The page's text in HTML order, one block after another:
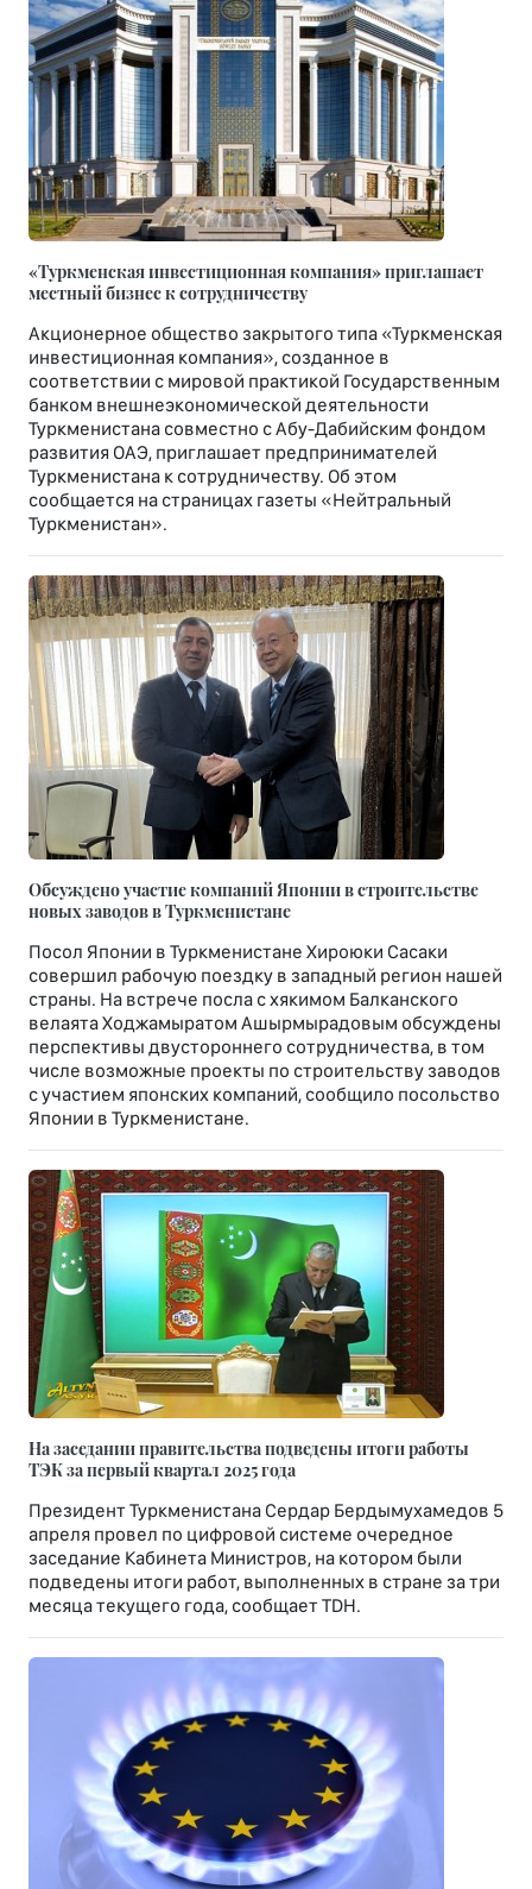
«Туркменская инвестиционная компания» приглашает
местный бизнес к сотрудничеству
Акционерное общество закрытого типа «Туркменская
инвестиционная компания», созданное в
соответствии с мировой практикой Государственным
банком внешнеэкономической деятельности
Туркменистана совместно с Абу-Дабийским фондом
развития ОАЭ, приглашает предпринимателей
Туркменистана к сотрудничеству. Об этом
сообщается на страницах газеты «Нейтральный
Туркменистан».
Обсуждено участие компаний Японии в строительстве
новых заводов в Туркменистане
Посол Японии в Туркменистане Хироюки Сасаки
совершил рабочую поездку в западный регион нашей
страны. На встрече посла с хякимом Балканского
велаята Ходжамыратом Ашырмырадовым обсуждены
перспективы двустороннего сотрудничества, в том
числе возможные проекты по строительству заводов
с участием японских компаний, сообщило посольство
Японии в Туркменистане.
На заседании правительства подведены итоги работы
ТЭК за первый квартал 2025 года
Президент Туркменистана Сердар Бердымухамедов 5
апреля провел по цифровой системе очередное
заседание Кабинета Министров, на котором были
подведены итоги работ, выполненных в стране за три
месяца текущего года, сообщает TDH.